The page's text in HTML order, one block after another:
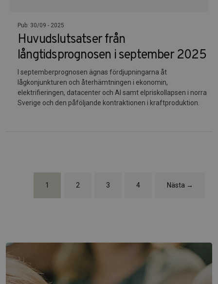
Pub: 30/09 - 2025
Huvudslutsatser från
långtidsprognosen i september 2025
I septemberprognosen ägnas fördjupningarna åt
lågkonjunkturen och återhämtningen i ekonomin,
elektrifieringen, datacenter och AI samt elpriskollapsen i norra
Sverige och den påföljande kontraktionen i kraftproduktion.
1 2 3 4 Nästa →